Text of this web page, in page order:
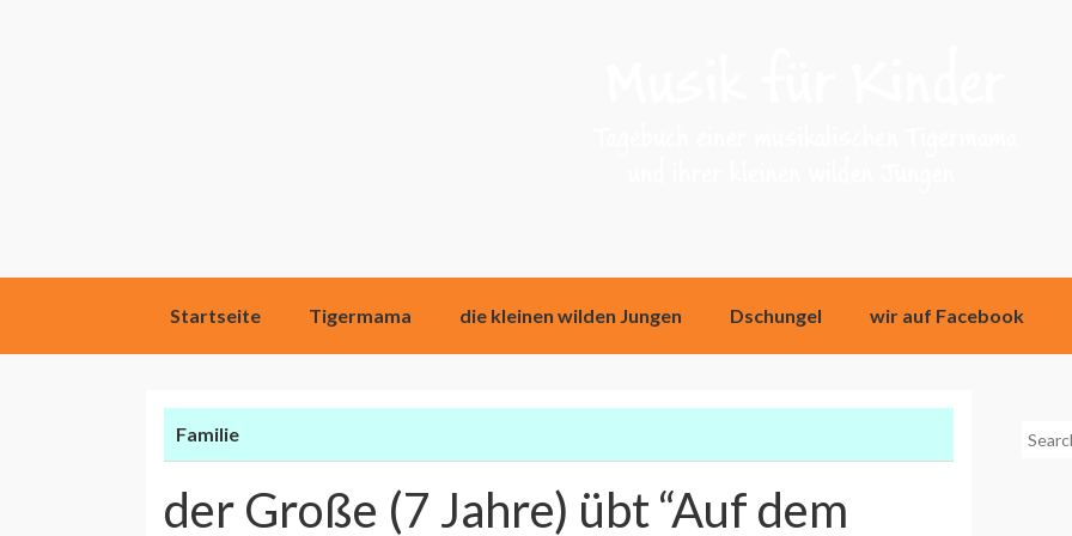
Direkt
Startseite Tigermama die kleinen wilden Jungen Dschungel wir auf Facebook
Familie
der Große (7 Jahre) übt “Auf dem